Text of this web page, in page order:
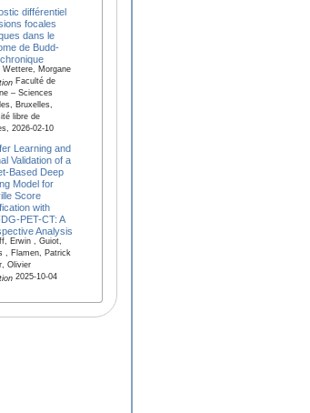
différentiel
focales
dans le
de Budd-
Wettere, Morgane
Faculté de
– Sciences
Bruxelles,
libre de
2026-02-10
Learning and
Validation of a
Based Deep
Model for
Score
with
PET-CT: A
Analysis
Erwin , Guiot,
, Flamen, Patrick
Olivier
2025-10-04